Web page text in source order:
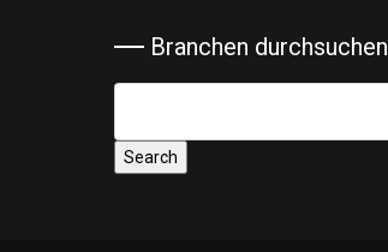
Branchen durchsuchen